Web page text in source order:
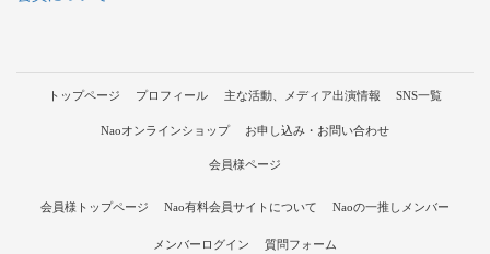
トップページ プロフィール 主な活動、メディア出演情報 SNS一覧
Naoオンラインショップ お申し込み・お問い合わせ
会員様ページ
会員様トップページ Nao有料会員サイトについて Naoの一推しメンバー
メンバーログイン 質問フォーム